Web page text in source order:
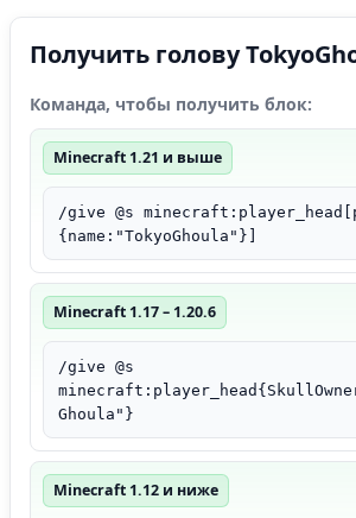
Получить голову
Команда, чтобы получить блок:
Minecraft 1.21 и выше
/give @s
{name:"TokyoGhoula"}]
Minecraft 1.17 – 1.20.6
/give @s
Ghoula"}
Minecraft 1.12 и ниже